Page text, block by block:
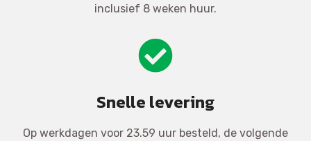
inclusief 8 weken huur.
Snelle levering
Op werkdagen voor 23.59 uur besteld, de volgende